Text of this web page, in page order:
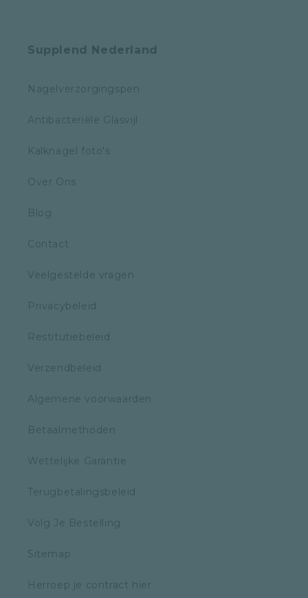
Supplend Nederland
Nagelverzorgingspen
Antibacteriële Glasvijl
Kalknagel foto's
Over Ons
Blog
Contact
Veelgestelde vragen
Privacybeleid
Restitutiebeleid
Verzendbeleid
Algemene voorwaarden
Betaalmethoden
Wettelijke Garantie
Terugbetalingsbeleid
Volg Je Bestelling
Sitemap
Herroep je contract hier